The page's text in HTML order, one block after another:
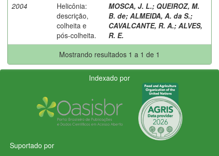
2004
Helicônia:
descrição,
colheita e
pós-colheita.
MOSCA, J. L.; QUEIROZ, M.
B. de; ALMEIDA, A. da S.;
CAVALCANTE, R. A.; ALVES,
R. E.
Mostrando resultados 1 a 1 de 1
Indexado por
Suportado por